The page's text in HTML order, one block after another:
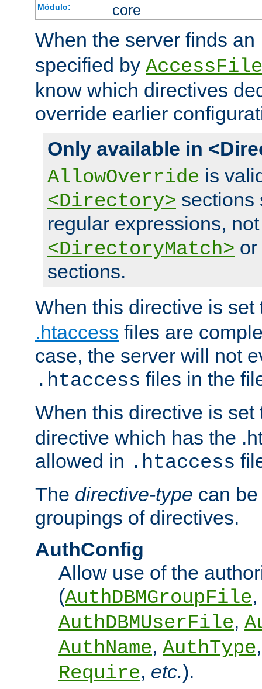
Módulo: core
When the server finds an
specified by
know which directives
override earlier
Only available in
AllowOverride is
<Directory> sections
regular expressions,
<DirectoryMatch> or
sections.
When this directive is
.htaccess files are
case, the server will not
.htaccess files in the
When this directive is
directive which has the
allowed in .htaccess
The directive-type can
groupings of directives.
AuthConfig
Allow use of the
(AuthDBMGroupFile,
AuthDBMUserFile,
AuthName, AuthType
Require, etc.).